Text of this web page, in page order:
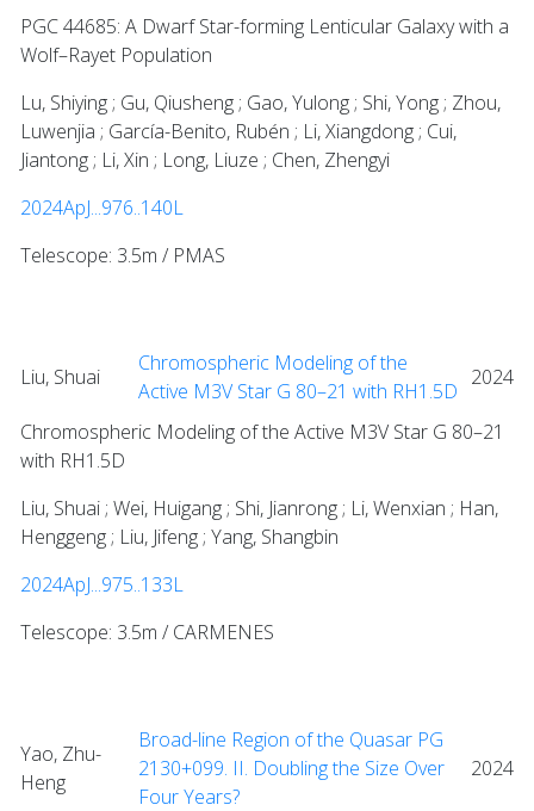
PGC 44685: A Dwarf Star-forming Lenticular Galaxy with a
Wolf–Rayet Population
Lu, Shiying ; Gu, Qiusheng ; Gao, Yulong ; Shi, Yong ; Zhou,
Luwenjia ; García-Benito, Rubén ; Li, Xiangdong ; Cui,
Jiantong ; Li, Xin ; Long, Liuze ; Chen, Zhengyi
2024ApJ...976..140L
Telescope: 3.5m / PMAS
Liu, Shuai
Chromospheric Modeling of the
Active M3V Star G 80–21 with RH1.5D
2024
Chromospheric Modeling of the Active M3V Star G 80–21
with RH1.5D
Liu, Shuai ; Wei, Huigang ; Shi, Jianrong ; Li, Wenxian ; Han,
Henggeng ; Liu, Jifeng ; Yang, Shangbin
2024ApJ...975..133L
Telescope: 3.5m / CARMENES
Yao, Zhu-
Heng
Broad-line Region of the Quasar PG
2130+099. II. Doubling the Size Over
Four Years?
2024